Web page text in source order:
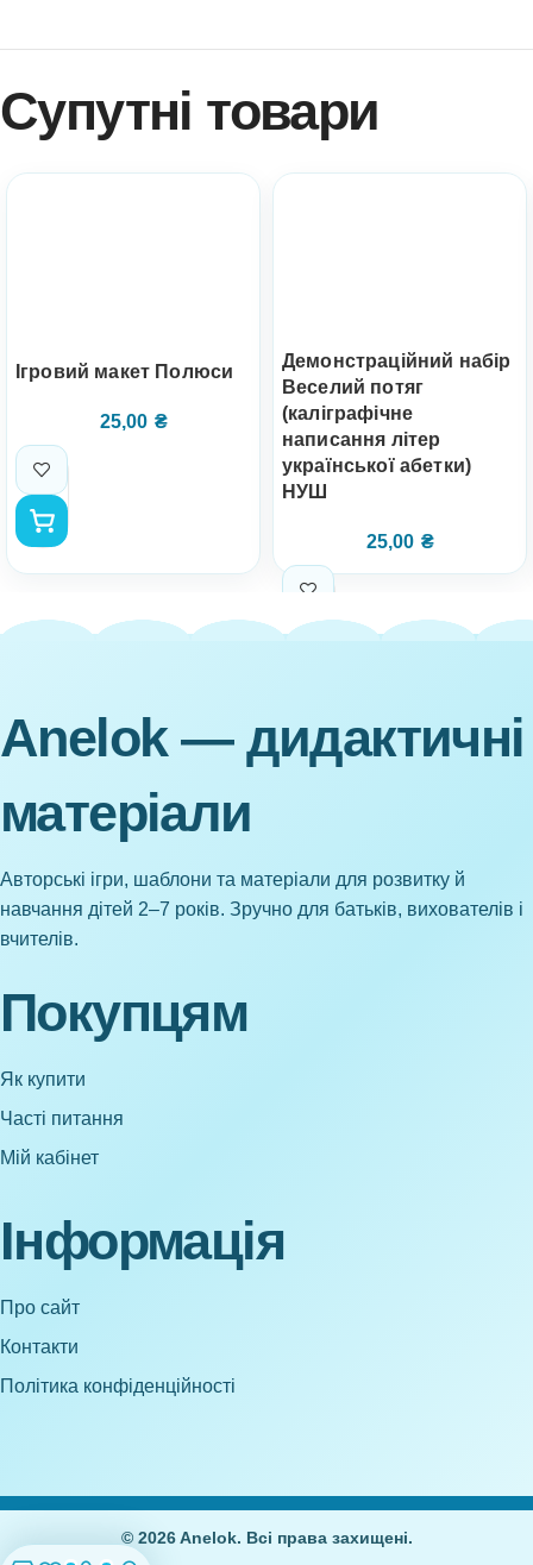
Супутні товари
Ігровий макет Полюси
25,00 ₴
Демонстраційний набір
Веселий потяг
(каліграфічне
написання літер
української абетки)
НУШ
25,00 ₴
Anelok — дидактичні
матеріали
Авторські ігри, шаблони та матеріали для розвитку й
навчання дітей 2–7 років. Зручно для батьків, вихователів і
вчителів.
Покупцям
Як купити
Часті питання
Мій кабінет
Інформація
Про сайт
Контакти
Політика конфіденційності
© 2026 Anelok. Всі права захищені.